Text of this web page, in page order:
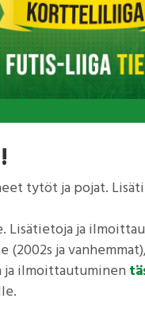
tytöt ja pojat.
Lisätietoja ja
(2002s ja
ja ilmoittautuminen